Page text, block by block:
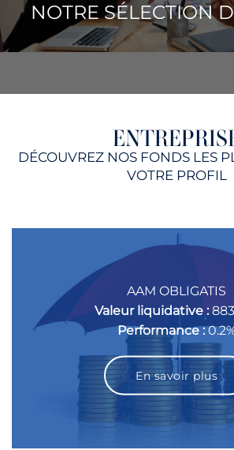
NOTRE SÉLECTION
DÉCOUVREZ NOS FONDS LES
VOTRE PROFIL
AAM OBLIGATIS
Valeur liquidative :
Performance :
En savoir plus